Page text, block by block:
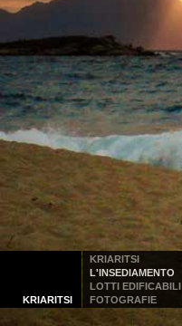
KRIARITSI
KRIARITSI
L'INSEDIAMENTO
LOTTI EDIFICABILI
FOTOGRAFIE